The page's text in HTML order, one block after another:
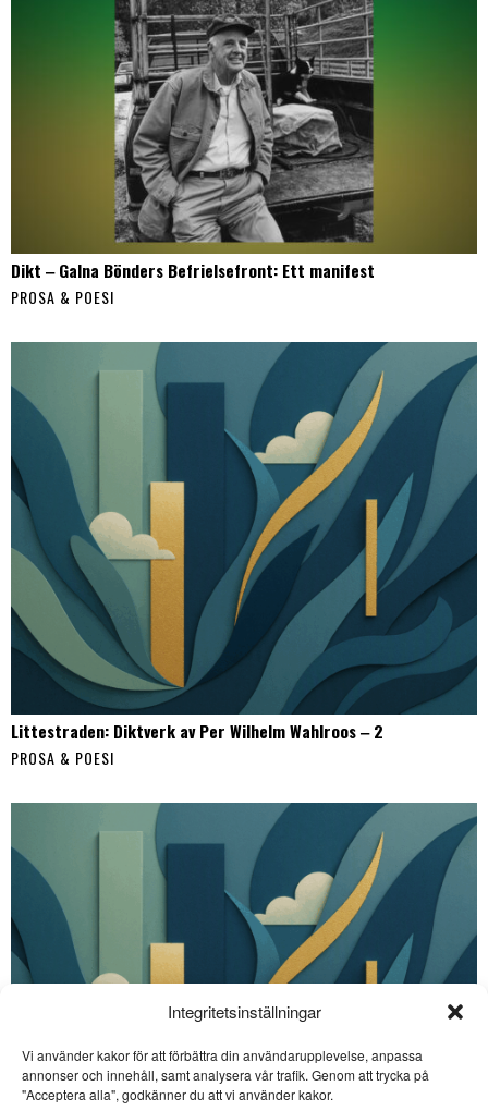
Integritetsinställningar
Vi använder kakor för att förbättra din användarupplevelse, anpassa
annonser och innehåll, samt analysera vår trafik. Genom att trycka på
"Acceptera alla", godkänner du att vi använder kakor.
Dikt ‒ Galna Bönders Befrielsefront: Ett manifest
PROSA & POESI
Littestraden: Diktverk av Per Wilhelm Wahlroos ‒ 2
PROSA & POESI
SE ÄVEN